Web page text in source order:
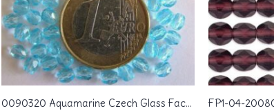
0090320 Aquamarine Czech Glass Facet Firepolish 4mm 50 stuks